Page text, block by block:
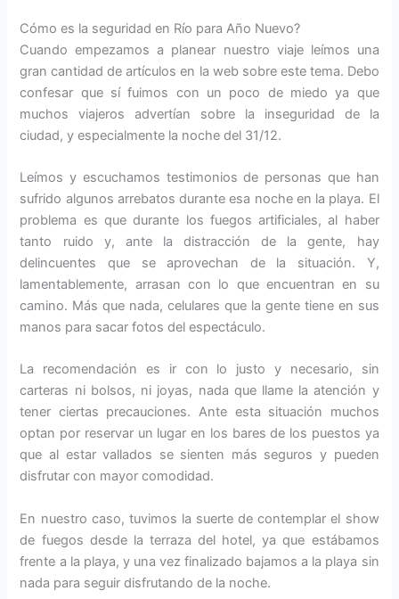
Cómo es la seguridad en Río para Año Nuevo?
Cuando empezamos a planear nuestro viaje leímos una
gran cantidad de artículos en la web sobre este tema. Debo
confesar que sí fuimos con un poco de miedo ya que
muchos viajeros advertían sobre la inseguridad de la
ciudad, y especialmente la noche del 31/12.
Leímos y escuchamos testimonios de personas que han
sufrido algunos arrebatos durante esa noche en la playa. El
problema es que durante los fuegos artificiales, al haber
tanto ruido y, ante la distracción de la gente, hay
delincuentes que se aprovechan de la situación. Y,
lamentablemente, arrasan con lo que encuentran en su
camino. Más que nada, celulares que la gente tiene en sus
manos para sacar fotos del espectáculo.
La recomendación es ir con lo justo y necesario, sin
carteras ni bolsos, ni joyas, nada que llame la atención y
tener ciertas precauciones. Ante esta situación muchos
optan por reservar un lugar en los bares de los puestos ya
que al estar vallados se sienten más seguros y pueden
disfrutar con mayor comodidad.
En nuestro caso, tuvimos la suerte de contemplar el show
de fuegos desde la terraza del hotel, ya que estábamos
frente a la playa, y una vez finalizado bajamos a la playa sin
nada para seguir disfrutando de la noche.